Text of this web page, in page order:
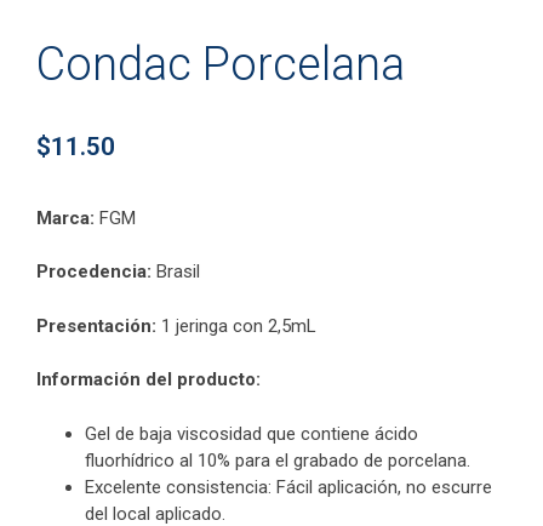
Condac Porcelana
$11.50
Marca: FGM
Procedencia: Brasil
Presentación: 1 jeringa con 2,5mL
Información del producto:
Gel de baja viscosidad que contiene ácido
fluorhídrico al 10% para el grabado de porcelana.
Excelente consistencia: Fácil aplicación, no escurre
del local aplicado.